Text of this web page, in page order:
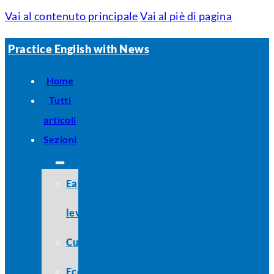
Vai al contenuto principaleVai al piè di pagina
Practice English with News
Home
Tutti
articoli
Sezioni
Easy
level
Cultura
Economia